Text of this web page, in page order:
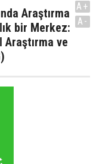
Araştırma
bir Merkez:
ve
A+
A-